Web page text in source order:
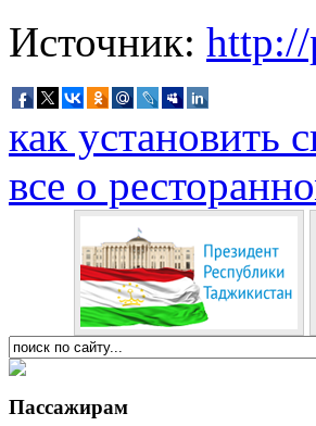
Источник: http://
как установить
все о
Пассажирам